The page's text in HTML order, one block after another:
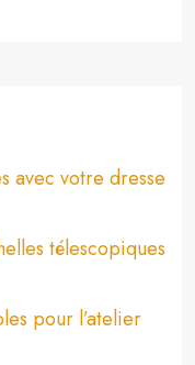
avec votre dresse
télescopiques
pour l’atelier